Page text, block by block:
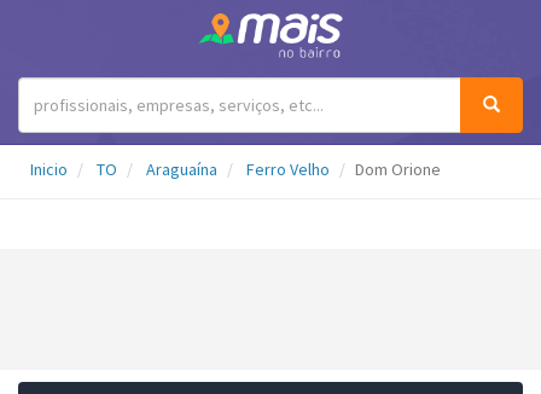
Inicio TO Araguaína Ferro Velho Dom Orione